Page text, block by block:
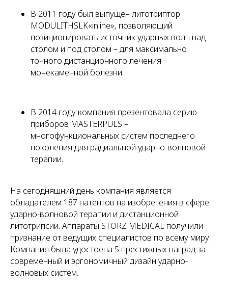
В 2011 году был выпущен литотриптор
MODULITHSLK«inline», позволяющий
позиционировать источник ударных волн над
столом и под столом – для максимально
точного дистанционного лечения
мочекаменной болезни.
В 2014 году компания презентовала серию
приборов MASTERPULS –
многофункциональных систем последнего
поколения для радиальной ударно-волновой
терапии.
На сегодняшний день компания является
обладателем 187 патентов на изобретения в сфере
ударно-волновой терапии и дистанционной
литотрипсии. Аппараты STORZ MEDICAL получили
признание от ведущих специалистов по всему миру.
Компания была удостоена 5 престижных наград за
современный и эргономичный дизайн ударно-
волновых систем.